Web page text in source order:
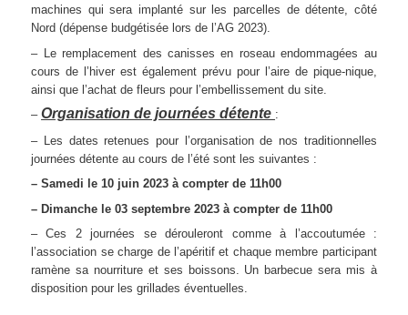
machines qui sera implanté sur les parcelles de détente, côté
Nord (dépense budgétisée lors de l’AG 2023).
– Le remplacement des canisses en roseau endommagées au
cours de l’hiver est également prévu pour l’aire de pique-nique,
ainsi que l’achat de fleurs pour l’embellissement du site.
–Organisation de journées détente :
– Les dates retenues pour l’organisation de nos traditionnelles
journées détente au cours de l’été sont les suivantes :
– Samedi le 10 juin 2023 à compter de 11h00
– Dimanche le 03 septembre 2023 à compter de 11h00
– Ces 2 journées se dérouleront comme à l’accoutumée :
l’association se charge de l’apéritif et chaque membre participant
ramène sa nourriture et ses boissons. Un barbecue sera mis à
disposition pour les grillades éventuelles.